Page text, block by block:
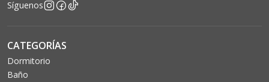
Síguenos
CATEGORÍAS
Dormitorio
Baño